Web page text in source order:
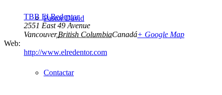
Pastor David
Contactar
TBB El Redentor
2551 East 49 Avenue
Vancouver,British ColumbiaCanadá+ Google Map
Web:
http://www.elredentor.com